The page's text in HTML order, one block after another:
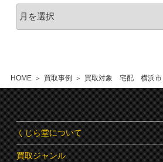
HOME 買取事例 買取対象 宅配 横浜市 「Tank
くじら堂について
買取ジャンル